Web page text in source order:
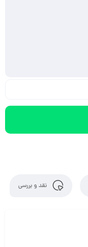
نقد و بررسی